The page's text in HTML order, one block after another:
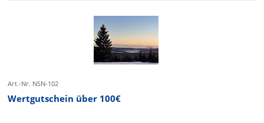
Art.-Nr. NSN-102
Wertgutschein über 100€